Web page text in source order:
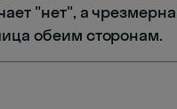
"нет", а
обеим сторонам.